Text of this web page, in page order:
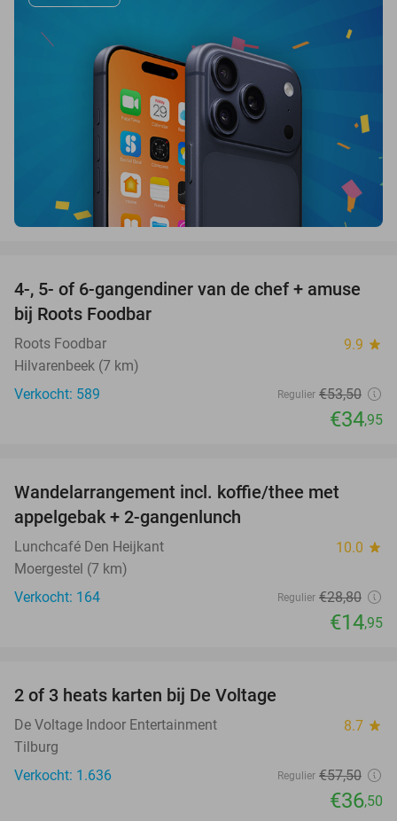
35%
4-, 5- of 6-gangendiner van de chef + amuse
bij Roots Foodbar
Roots Foodbar 9.9 star
Hilvarenbeek (7 km)
Verkocht: 589
Regulier €53,50
€34,95
Wandelarrangement incl. koffie/thee met
appelgebak + 2-gangenlunch
Lunchcafé Den Heijkant 10.0 star
Moergestel (7 km)
Verkocht: 164
Regulier €28,80
€14,95
2 of 3 heats karten bij De Voltage
De Voltage Indoor Entertainment 8.7 star
Tilburg
Verkocht: 1.636
Regulier €57,50
€36,50